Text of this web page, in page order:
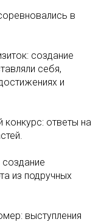
в
создание
себя,
и
конкурс: ответы на
из подручных
выступления